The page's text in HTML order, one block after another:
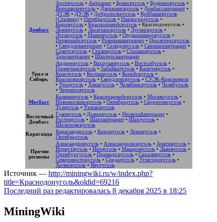
Донбасс
Артёмуголь• Антрацит• Брянскуголь• Будённовуголь•
Ворошиловуголь• Дзержинскуголь• Донбассантрацит•
ДТЭК• ДУЭК• Добропольеуголь• Куйбышевуголь
(Сталино)• Октябрьуголь• Павлоградуголь•
Кировуголь• Красноармейскуголь• Краснодонуголь•
Ленинуголь• Лисичанскуголь• Луганскуголь•
Лугануголь• Макеевуголь• Орджоникидзеуголь•
Первомайскуголь• Ровенькиантрацит• Пролетарскуголь
• Свердловантрацит• Селидовуголь• Снежноеантрацит•
Советскуголь• Сталинуголь• Стахановуголь•
Торезантрацит• Шахтерскантрацит
Урал и
Сибирь
Андреевуголь• Вахрушевуголь• Востсибуголь•
Гремячинскуголь• Забайкалуголь• Калачевуголь•
Кизелуголь• Коспашуголь• Копейскуголь•
Красноярскуголь• Свердловскуголь• СУЭК-Красноярск
• Уралуголь• Хакасуголь• Челябинскуголь• Челябуголь
• Черемховуголь
Мосбасс
Калининуголь• Красноармейскуголь• Москвоуголь•
Новомосковскуголь• Октябрьуголь• Скуратовоуголь•
Тулауголь• Узловскуголь
Восточный
Донбасс
Гуковуголь• Донецкуголь• Несветайантрацит•
Ростовуголь• Шахтантрацит• Шахтуголь•
Шолоховскуголь
Караганда
Карагандауголь• Кировуголь• Ленинуголь•
Октябрьуголь
Прочие
регионы
Александрияуголь• Александровскуголь• Арктикуголь•
Воркутауголь• Интауголь• Макаровуголь• Львовуголь•
Оренбургуголь• Приморскуголь• Сахалинуголь•
Северовостокуголь• Средазуголь• Углегорскуголь•
Холмскуголь• Якутуголь
Источник — http://miningwiki.ru/w/index.php?
title=Краснодонуголь&oldid=69216
Последний раз редактировалась 8 декабря 2025 в 18:25
MiningWiki